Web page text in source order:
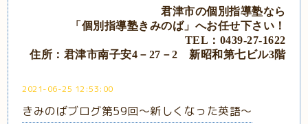
君津市の個別指導塾なら
「個別指導塾きみのば」 へお任せ下さい！
TEL：0439‐27‐1622
住所：君津市南子安4－27－2 新昭和第七ビル3階
2021-06-25 12:53:00
きみのばブログ第59回～新しくなった英語～